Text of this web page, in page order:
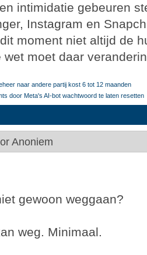
intimidatie gebeuren
Instagram en
moment niet altijd de
wet moet daar
naar andere partij kost 6 tot 12 maanden
door Meta's AI-bot wachtwoord te laten resetten
Anoniem
gewoon weggaan?
weg. Minimaal.